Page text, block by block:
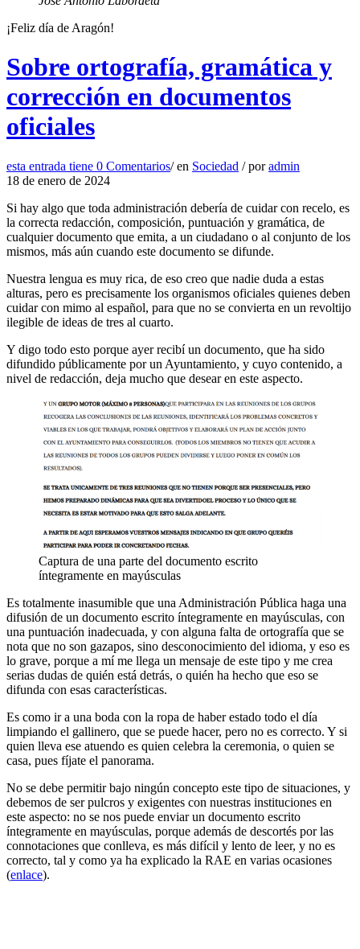
¡Feliz día de Aragón!
Sobre ortografía, gramática y
corrección en documentos
oficiales
esta entrada tiene 0 Comentarios/ en Sociedad / poradmin
18 de enero de 2024
Si hay algo que toda administración debería de cuidar con recelo, es
la correcta redacción, composición, puntuación y gramática, de
cualquier documento que emita, a un ciudadano o al conjunto de los
mismos, más aún cuando este documento se difunde.
Nuestra lengua es muy rica, de eso creo que nadie duda a estas
alturas, pero es precisamente los organismos oficiales quienes deben
cuidar con mimo al español, para que no se convierta en un revoltijo
ilegible de ideas de tres al cuarto.
Y digo todo esto porque ayer recibí un documento, que ha sido
difundido públicamente por un Ayuntamiento, y cuyo contenido, a
nivel de redacción, deja mucho que desear en este aspecto.
Captura de una parte del documento escrito
íntegramente en mayúsculas
Es totalmente inasumible que una Administración Pública haga una
difusión de un documento escrito íntegramente en mayúsculas, con
una puntuación inadecuada, y con alguna falta de ortografía que se
nota que no son gazapos, sino desconocimiento del idioma, y eso es
lo grave, porque a mí me llega un mensaje de este tipo y me crea
serias dudas de quién está detrás, o quién ha hecho que eso se
difunda con esas características.
Es como ir a una boda con la ropa de haber estado todo el día
limpiando el gallinero, que se puede hacer, pero no es correcto. Y si
quien lleva ese atuendo es quien celebra la ceremonia, o quien se
casa, pues fíjate el panorama.
No se debe permitir bajo ningún concepto este tipo de situaciones, y
debemos de ser pulcros y exigentes con nuestras instituciones en
este aspecto: no se nos puede enviar un documento escrito
íntegramente en mayúsculas, porque además de descortés por las
connotaciones que conlleva, es más difícil y lento de leer, y no es
correcto, tal y como ya ha explicado la RAE en varias ocasiones
(enlace).